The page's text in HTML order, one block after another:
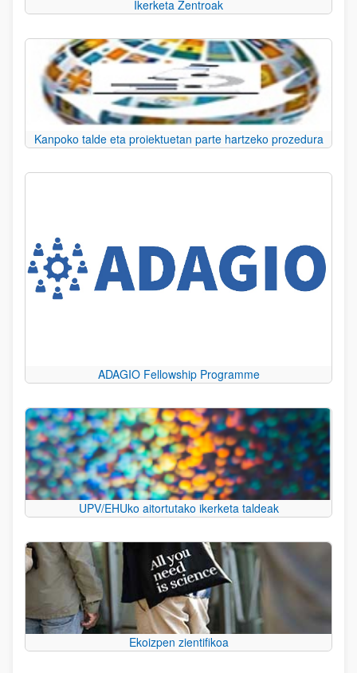
Ikerketa Zentroak
Kanpoko talde eta proiektuetan parte hartzeko prozedura
ADAGIO Fellowship Programme
UPV/EHUko aitortutako ikerketa taldeak
Ekoizpen zientifikoa